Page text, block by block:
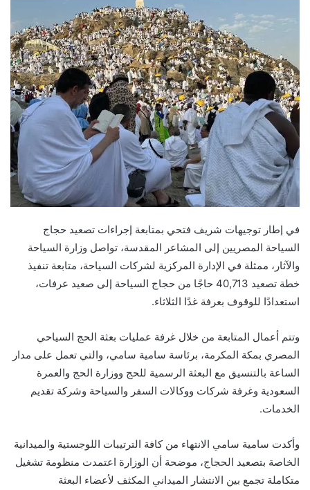
في إطار توجيهات شريف فتحي بمتابعة إجراءات تصعيد حجاج
السياحة المصريين إلى المشاعر المقدسة، تواصل وزارة السياحة
والآثار، ممثلة في الإدارة المركزية لشركات السياحة، متابعة تنفيذ
خطة تصعيد 40,713 حاجًا من حجاج السياحة إلى صعيد عرفات،
استعدادًا للوقوف بعرفة غدًا الثلاثاء.
وتتم أعمال المتابعة من خلال غرفة عمليات بعثة الحج السياحي
المصري بمكة المكرمة، برئاسة سامية سامي، والتي تعمل على مدار
الساعة بالتنسيق مع البعثة الرسمية للحج ووزارة الحج والعمرة
السعودية وغرفة شركات ووكالات السفر والسياحة وشركة تقديم
الخدمات.
وأكدت سامية سامي الانتهاء من كافة الترتيبات اللوجستية والميدانية
الخاصة بتصعيد الحجاج، موضحة أن الوزارة اعتمدت منظومة تشغيل
متكاملة تجمع بين الانتشار الميداني المكثف لأعضاء البعثة